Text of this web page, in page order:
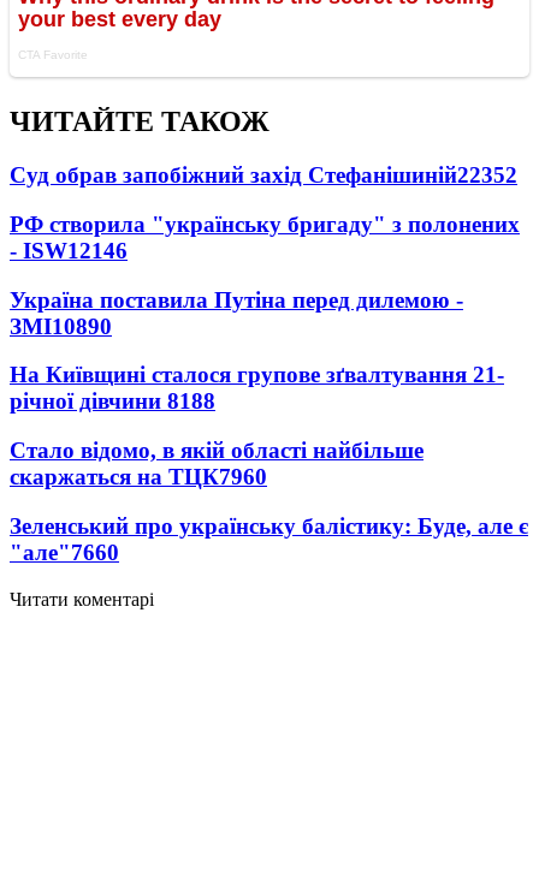
ЧИТАЙТЕ ТАКОЖ
Суд обрав запобіжний захід Стефанішиній22352
РФ створила "українську бригаду" з полонених
- ISW12146
Україна поставила Путіна перед дилемою -
ЗМІ10890
На Київщині сталося групове зґвалтування 21-
річної дівчини 8188
Стало відомо, в якій області найбільше
скаржаться на ТЦК7960
Зеленський про українську балістику: Буде, але є
"але"7660
Читати коментарі